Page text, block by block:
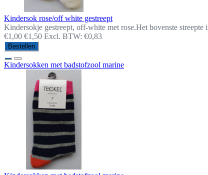
Kindersok rose/off white gestreept
Kindersokje gestreept, off-white met rose.Het bovenste streepte
€1,00 €1,50 Excl. BTW: €0,83
Bestellen
Kindersokken met badstofzool marine